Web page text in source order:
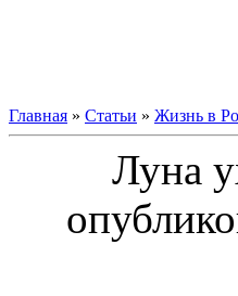
Главная » Статьи » Жизнь в
Луна